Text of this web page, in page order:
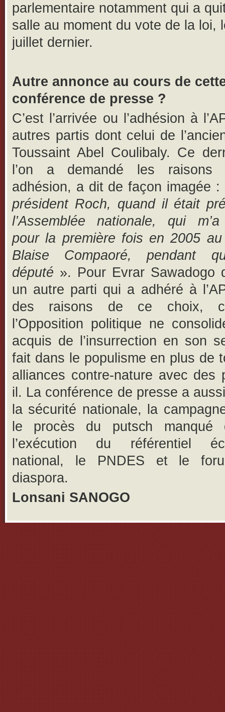
parlementaire notamment qui a
salle au moment du vote de la loi,
juillet dernier.
Autre annonce au cours de
conférence de presse ?
C’est l’arrivée ou l’adhésion à
autres partis dont celui de
Toussaint Abel Coulibaly. Ce
l’on a demandé les raisons
adhésion, a dit de façon imagée
président Roch, quand il était
l’Assemblée nationale, qui
pour la première fois en 2005 au
Blaise Compaoré, pendant
député ». Pour Evrar Sawadogo
un autre parti qui a adhéré à
des raisons de ce choix,
l’Opposition politique ne
acquis de l’insurrection en son
fait dans le populisme en plus de
alliances contre-nature avec des
il. La conférence de presse a
la sécurité nationale, la
le procès du putsch manqué
l’exécution du référentiel
national, le PNDES et le
diaspora.
Lonsani SANOGO